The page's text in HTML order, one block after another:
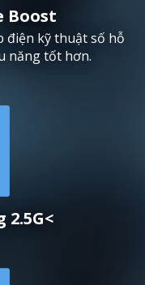
Boost
điện kỹ thuật số hỗ
năng tốt hơn.